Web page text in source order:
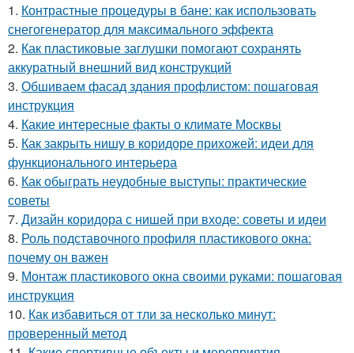
1. Контрастные процедуры в бане: как использовать
снегогенератор для максимального эффекта
2. Как пластиковые заглушки помогают сохранять
аккуратный внешний вид конструкций
3. Обшиваем фасад здания профлистом: пошаговая
инструкция
4. Какие интересные факты о климате Москвы
5. Как закрыть нишу в коридоре прихожей: идеи для
функционального интерьера
6. Как обыграть неудобные выступы: практические
советы
7. Дизайн коридора с нишей при входе: советы и идеи
8. Роль подставочного профиля пластикового окна:
почему он важен
9. Монтаж пластикового окна своими руками: пошаговая
инструкция
10. Как избавиться от тли за несколько минут:
проверенный метод